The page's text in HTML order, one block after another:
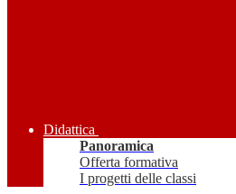
Didattica
Panoramica
Offerta formativa
I progetti delle classi